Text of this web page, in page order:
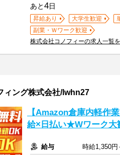
あと4日
昇給あり 大学生歓迎
副業・Ｗワーク歓迎
株式会社コノフィーの求人一覧
ィング株式会社/lwhn27
【Amazon倉庫内軽
給×日払い★Wワーク大
給与
時給1,350円